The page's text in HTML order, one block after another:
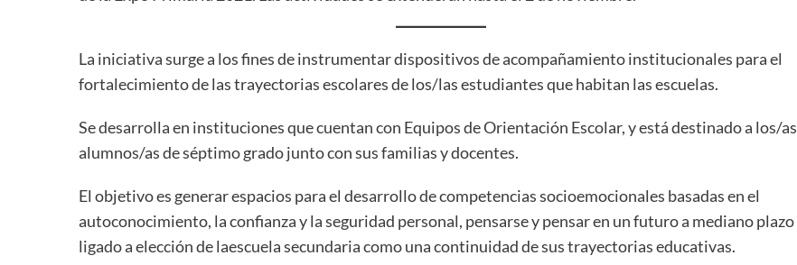
La iniciativa surge a los fines de instrumentar dispositivos de acompañamiento institucionales para el
fortalecimiento de las trayectorias escolares de los/las estudiantes que habitan las escuelas.
Se desarrolla en instituciones que cuentan con Equipos de Orientación Escolar, y está destinado a los/as
alumnos/as de séptimo grado junto con sus familias y docentes.
El objetivo es generar espacios para el desarrollo de competencias socioemocionales basadas en el
autoconocimiento, la confianza y la seguridad personal, pensarse y pensar en un futuro a mediano plazo
ligado a elección de laescuela secundaria como una continuidad de sus trayectorias educativas.